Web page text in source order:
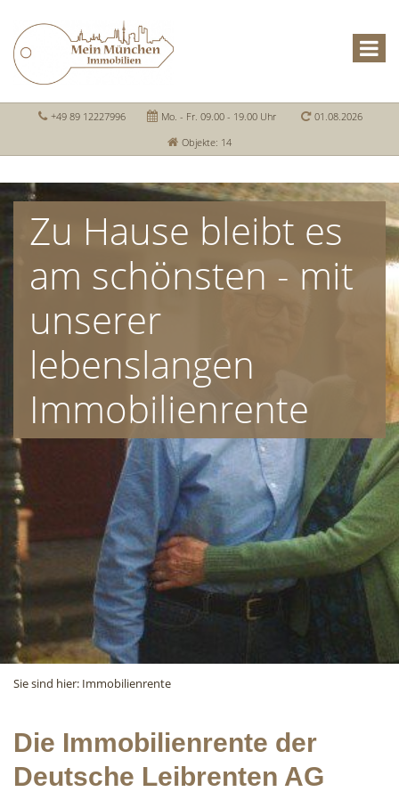
+49 89 12227996 Mo. - Fr. 09.00 - 19.00 Uhr
01.08.2026
Objekte: 14
Zu Hause bleibt es
am schönsten - mit
unserer
lebenslangen
Immobilienrente
Sie sind hier: Immobilienrente
Die Immobilienrente der
Deutsche Leibrenten AG